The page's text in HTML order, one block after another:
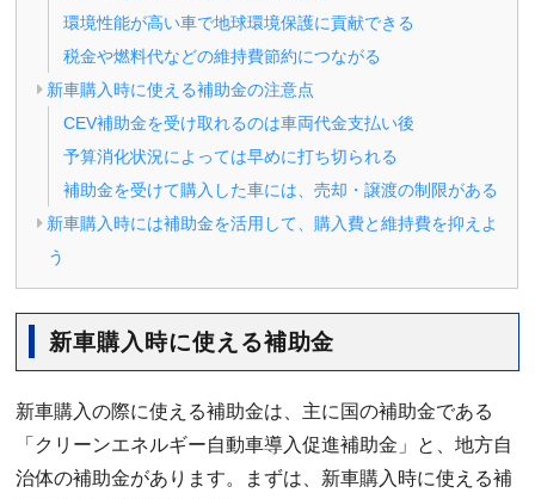
環境性能が高い車で地球環境保護に貢献できる
税金や燃料代などの維持費節約につながる
新車購入時に使える補助金の注意点
CEV補助金を受け取れるのは車両代金支払い後
予算消化状況によっては早めに打ち切られる
補助金を受けて購入した車には、売却・譲渡の制限がある
新車購入時には補助金を活用して、購入費と維持費を抑えよ
う
新車購入時に使える補助金
新車購入の際に使える補助金は、主に国の補助金である
「クリーンエネルギー自動車導入促進補助金」と、地方自
治体の補助金があります。まずは、新車購入時に使える補